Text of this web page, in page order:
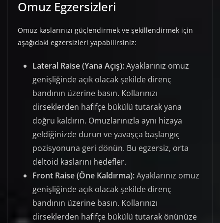
Omuz Egzersizleri
Omuz kaslarınızı güçlendirmek ve şekillendirmek için
aşağıdaki egzersizleri yapabilirsiniz:
Lateral Raise (Yana Açış):Ayaklarınız omuz
genişliğinde açık olacak şekilde direnç
bandının üzerine basın. Kollarınızı
dirseklerden hafifçe bükülü tutarak yana
doğru kaldırın. Omuzlarınızla aynı hizaya
geldiğinizde durun ve yavaşça başlangıç
pozisyonuna geri dönün. Bu egzersiz, orta
deltoid kaslarını hedefler.
Front Raise (Öne Kaldırma):Ayaklarınız omuz
genişliğinde açık olacak şekilde direnç
bandının üzerine basın. Kollarınızı
dirseklerden hafifçe bükülü tutarak önünüze